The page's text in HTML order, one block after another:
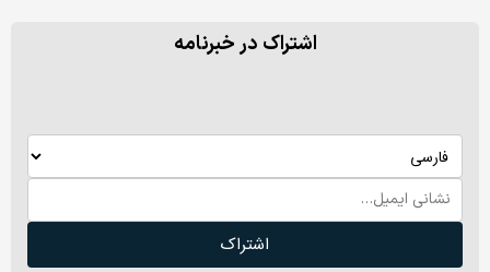
اشتراک در خبرنامه
اشتراک